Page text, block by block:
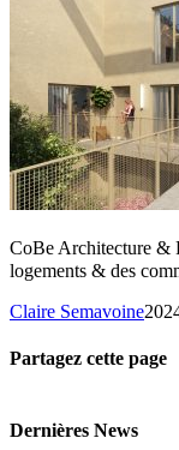
CoBe Architecture &
logements & des
Claire Semavoine
Partagez cette page
Dernières News